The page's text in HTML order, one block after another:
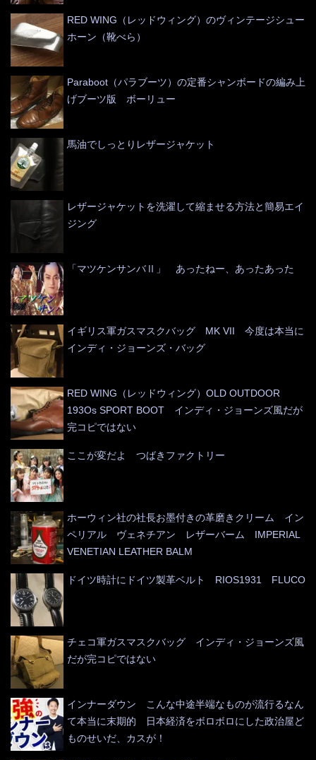
RED WING（レッドウィング）のヴィンテージシュー
ホーン（靴べら）
Paraboot（パラブーツ）の定番シャンボードの編み上
げブーツ版 ボーリュー
馬油でしっとりレザージャケット
レザージャケットを洗濯して縮ませる方法と簡易エイ
ジング
「マツケンサンバⅡ」 あったねー、あったあった
イギリス軍ガスマスクバッグ MK VII 今度は本当に
インディ・ジョーンズ・バッグ
RED WING（レッドウィング）OLD OUTDOOR
193Os SPORT BOOT インディ・ジョーンズ風だが
完コピではない
ここが変だよ つばきファクトリー
ホーウィン社の社長お墨付きの革磨きクリーム イン
ペリアル ヴェネチアン レザーバーム IMPERIAL
VENETIAN LEATHER BALM
ドイツ時計にドイツ製革ベルト RIOS1931 FLUCO
チェコ軍ガスマスクバッグ インディ・ジョーンズ風
だが完コピではない
インナーダウン こんな中途半端なものが流行るなん
て本当に末期的 日本経済をボロボロにした政治屋ど
ものせいだ、カスが！